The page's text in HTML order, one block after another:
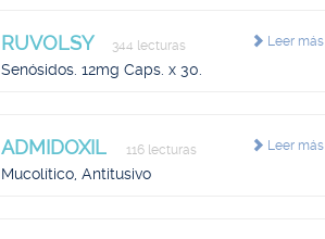
Leer más
RUVOLSY 344 lecturas
Senósidos. 12mg Caps. x 30.
Leer más
ADMIDOXIL 116 lecturas
Mucolítico, Antitusivo